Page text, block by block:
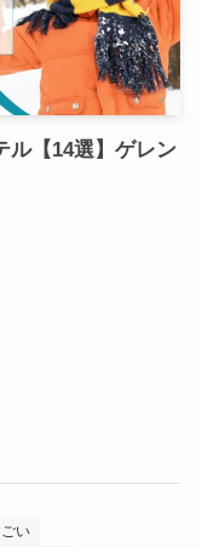
ル【14選】ゲレン
い